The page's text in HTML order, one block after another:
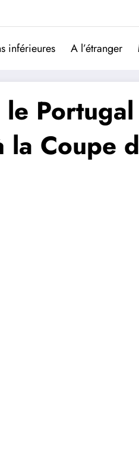
inférieures A l’étranger
le
la Coupe